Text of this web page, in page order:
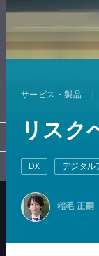
サービス・製品 |
リスク
DX デジタル
稲毛 正嗣